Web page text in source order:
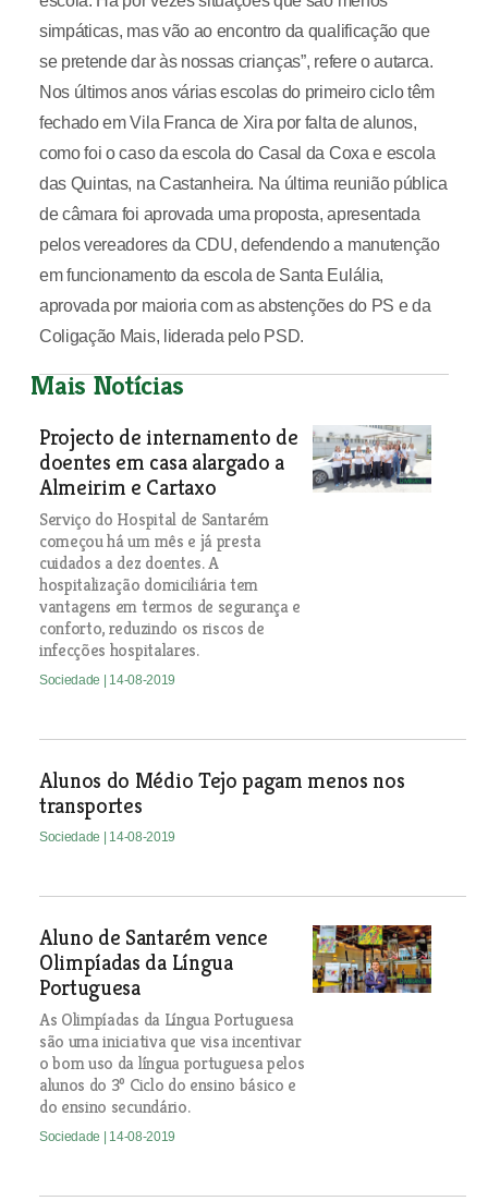
simpáticas, mas vão ao encontro da qualificação que
se pretende dar às nossas crianças”, refere o autarca.
Nos últimos anos várias escolas do primeiro ciclo têm
fechado em Vila Franca de Xira por falta de alunos,
como foi o caso da escola do Casal da Coxa e escola
das Quintas, na Castanheira. Na última reunião pública
de câmara foi aprovada uma proposta, apresentada
pelos vereadores da CDU, defendendo a manutenção
em funcionamento da escola de Santa Eulália,
aprovada por maioria com as abstenções do PS e da
Coligação Mais, liderada pelo PSD.
Mais Notícias
Projecto de internamento de
doentes em casa alargado a
Almeirim e Cartaxo
Serviço do Hospital de Santarém
começou há um mês e já presta
cuidados a dez doentes. A
hospitalização domiciliária tem
vantagens em termos de segurança e
conforto, reduzindo os riscos de
infecções hospitalares.
Sociedade | 14-08-2019
Alunos do Médio Tejo pagam menos nos
transportes
Sociedade | 14-08-2019
Aluno de Santarém vence
Olimpíadas da Língua
Portuguesa
As Olimpíadas da Língua Portuguesa
são uma iniciativa que visa incentivar
o bom uso da língua portuguesa pelos
alunos do 3º Ciclo do ensino básico e
do ensino secundário.
Sociedade | 14-08-2019